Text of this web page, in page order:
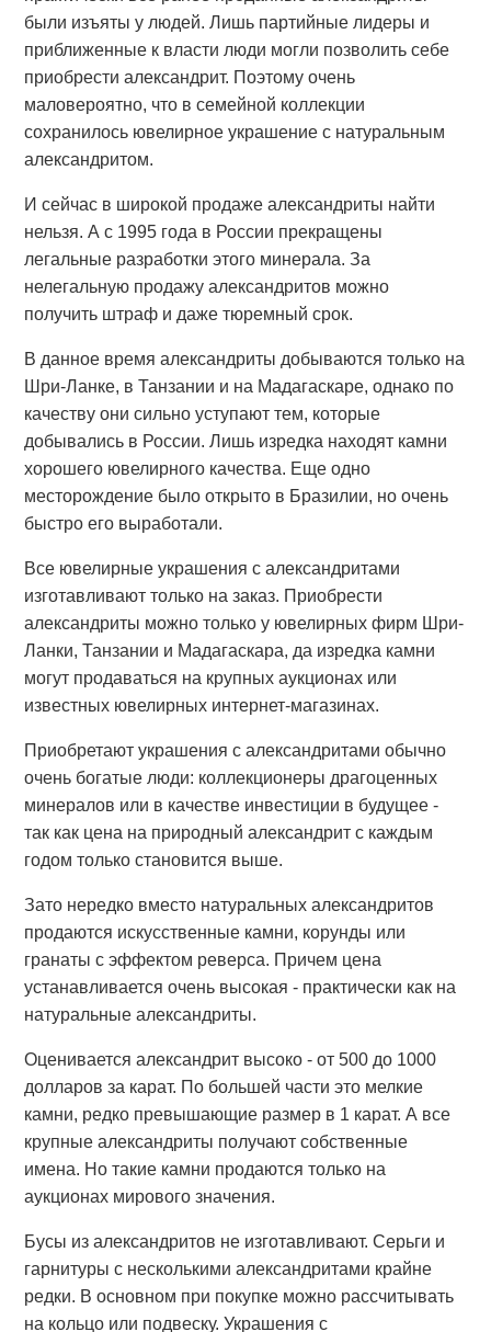
были изъяты у людей. Лишь партийные лидеры и
приближенные к власти люди могли позволить себе
приобрести александрит. Поэтому очень
маловероятно, что в семейной коллекции
сохранилось ювелирное украшение с натуральным
александритом.
И сейчас в широкой продаже александриты найти
нельзя. А с 1995 года в России прекращены
легальные разработки этого минерала. За
нелегальную продажу александритов можно
получить штраф и даже тюремный срок.
В данное время александриты добываются только на
Шри-Ланке, в Танзании и на Мадагаскаре, однако по
качеству они сильно уступают тем, которые
добывались в России. Лишь изредка находят камни
хорошего ювелирного качества. Еще одно
месторождение было открыто в Бразилии, но очень
быстро его выработали.
Все ювелирные украшения с александритами
изготавливают только на заказ. Приобрести
александриты можно только у ювелирных фирм Шри-
Ланки, Танзании и Мадагаскара, да изредка камни
могут продаваться на крупных аукционах или
известных ювелирных интернет-магазинах.
Приобретают украшения с александритами обычно
очень богатые люди: коллекционеры драгоценных
минералов или в качестве инвестиции в будущее -
так как цена на природный александрит с каждым
годом только становится выше.
Зато нередко вместо натуральных александритов
продаются искусственные камни, корунды или
гранаты с эффектом реверса. Причем цена
устанавливается очень высокая - практически как на
натуральные александриты.
Оценивается александрит высоко - от 500 до 1000
долларов за карат. По большей части это мелкие
камни, редко превышающие размер в 1 карат. А все
крупные александриты получают собственные
имена. Но такие камни продаются только на
аукционах мирового значения.
Бусы из александритов не изготавливают. Серьги и
гарнитуры с несколькими александритами крайне
редки. В основном при покупке можно рассчитывать
на кольцо или подвеску. Украшения с